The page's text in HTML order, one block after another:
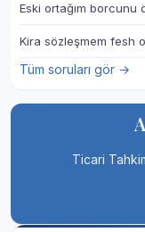
Eski ortağım borcunu
Kira sözleşmem fesh
Tüm soruları gör →
Ticari